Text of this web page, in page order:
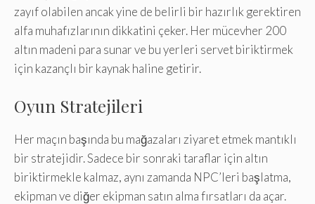
zayıf olabilen ancak yine de belirli bir hazırlık gerektiren
alfa muhafızlarının dikkatini çeker. Her mücevher 200
altın madeni para sunar ve bu yerleri servet biriktirmek
için kazançlı bir kaynak haline getirir.
Oyun Stratejileri
Her maçın başında bu mağazaları ziyaret etmek mantıklı
bir stratejidir. Sadece bir sonraki taraflar için altın
biriktirmekle kalmaz, aynı zamanda NPC’leri başlatma,
ekipman ve diğer ekipman satın alma fırsatları da açar.